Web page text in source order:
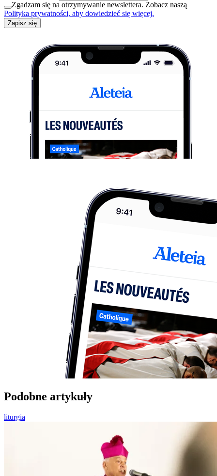
Zgadzam się na otrzymywanie newslettera. Zobacz naszą
Polityka prywatności, aby dowiedzieć się więcej.
Zapisz się
Podobne artykuły
liturgia